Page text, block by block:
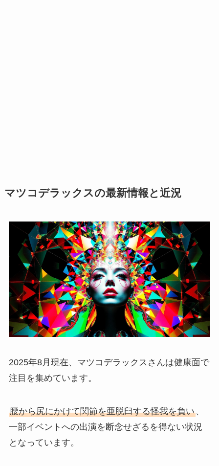
マツコデラックスの最新情報と近況
2025年8月現在、マツコデラックスさんは健康面で
注目を集めています。
腰から尻にかけて関節を亜脱臼する怪我を負い、
一部イベントへの出演を断念せざるを得ない状況
となっています。